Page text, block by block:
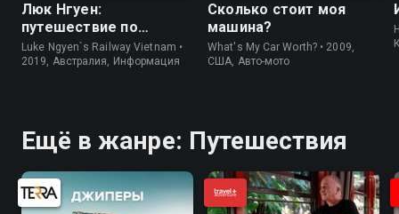
Люк Нгуен:
путешествие по
Вьетнаму
Luke Ngyen`s Railway Vietnam •
2019, Австралия, Информация
Сколько стоит моя
машина?
What's My Car Worth? • 2009,
США, Авто-мото
Ещё в жанре: Путешествия